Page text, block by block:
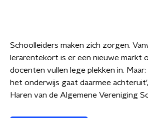
Schoolleiders maken zich zorgen.
lerarentekort is er een nieuwe markt
docenten vullen lege plekken in.
het onderwijs gaat daarmee
Haren van de Algemene Vereniging